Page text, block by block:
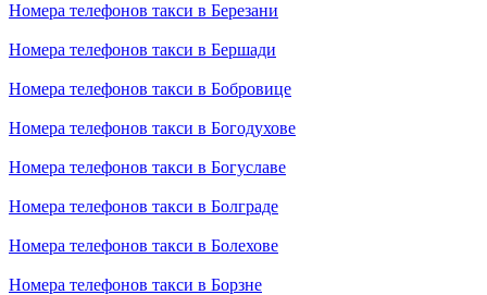
Номера телефонов такси в Березани
Номера телефонов такси в Бершади
Номера телефонов такси в Бобровице
Номера телефонов такси в Богодухове
Номера телефонов такси в Богуславе
Номера телефонов такси в Болграде
Номера телефонов такси в Болехове
Номера телефонов такси в Борзне